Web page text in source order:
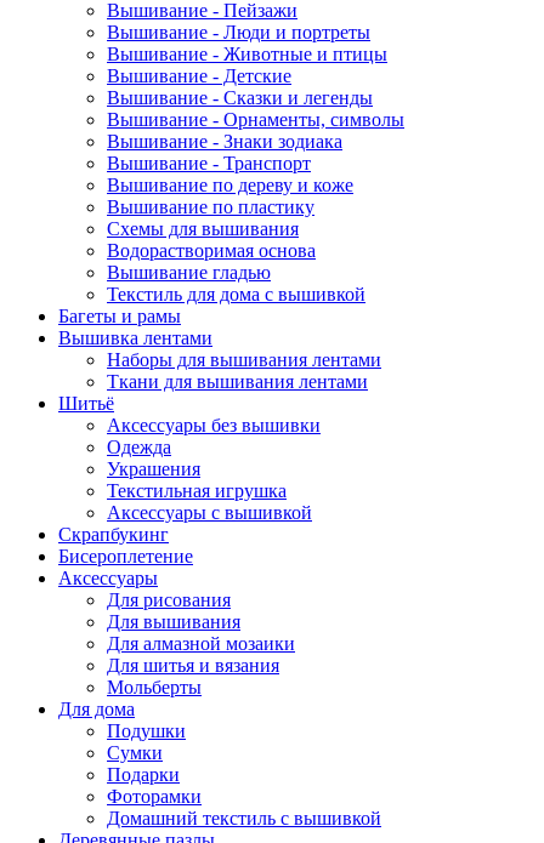
Вышивание - Пейзажи
Вышивание - Люди и портреты
Вышивание - Животные и птицы
Вышивание - Детские
Вышивание - Сказки и легенды
Вышивание - Орнаменты, символы
Вышивание - Знаки зодиака
Вышивание - Транспорт
Вышивание по дереву и коже
Вышивание по пластику
Схемы для вышивания
Водорастворимая основа
Вышивание гладью
Текстиль для дома с вышивкой
Багеты и рамы
Вышивка лентами
Наборы для вышивания лентами
Ткани для вышивания лентами
Шитьё
Аксессуары без вышивки
Одежда
Украшения
Текстильная игрушка
Аксессуары с вышивкой
Скрапбукинг
Бисероплетение
Аксессуары
Для рисования
Для вышивания
Для алмазной мозаики
Для шитья и вязания
Мольберты
Для дома
Подушки
Сумки
Подарки
Фоторамки
Домашний текстиль с вышивкой